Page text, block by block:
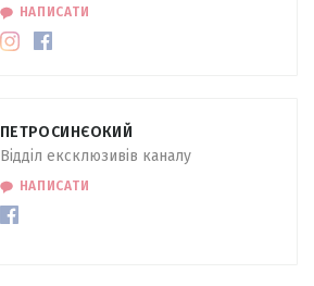
НАПИСАТИ
ПЕТРОСИНЄОКИЙ
Відділ ексклюзивів каналу
НАПИСАТИ